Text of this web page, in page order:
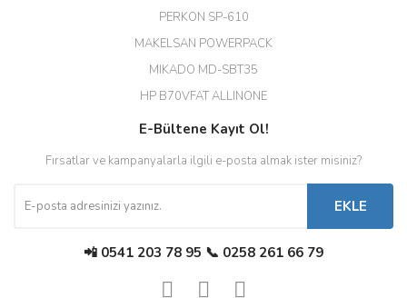
Diğer yorumları göster
PERKON SP-610
MAKELSAN POWERPACK
MIKADO MD-SBT35
HP B70VFAT ALLINONE
E-Bültene Kayıt Ol!
Fırsatlar ve kampanyalarla ilgili e-posta almak ister misiniz?
EKLE
📲 0541 203 78 95 📞 0258 261 66 79